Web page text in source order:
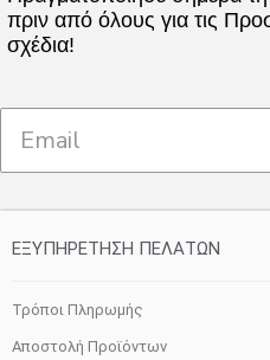
πριν από όλους για τις
σχέδια!
ΕΞΥΠΗΡΕΤΗΣΗ ΠΕΛΑΤΩΝ
Τρόποι Πληρωμής
Αποστολή Προϊόντων